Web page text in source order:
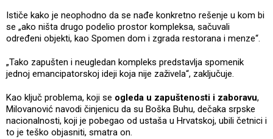
Ističe kako je neophodno da se nađe konkretno rešenje u kom bi
se „ako ništa drugo podelio prostor kompleksa, sačuvali
određeni objekti, kao Spomen dom i zgrada restorana i menze“.
„Tako zapušten i neugledan kompleks predstavlja spomenik
jednoj emancipatorskoj ideji koja nije zaživela“, zaključuje.
Kao ključ problema, koji se ogleda u zapuštenosti i zaboravu,
Milovanović navodi činjenicu da su Boška Buhu, dečaka srpske
nacionalnosti, koji je pobegao od ustaša u Hrvatskoj, ubili četnici i
to je teško objasniti, smatra on.